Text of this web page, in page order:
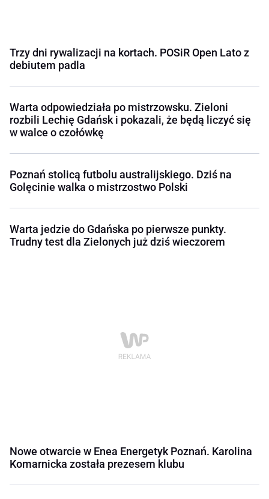
Trzy dni rywalizacji na kortach. POSiR Open Lato z
debiutem padla
Warta odpowiedziała po mistrzowsku. Zieloni
rozbili Lechię Gdańsk i pokazali, że będą liczyć się
w walce o czołówkę
Poznań stolicą futbolu australijskiego. Dziś na
Golęcinie walka o mistrzostwo Polski
Warta jedzie do Gdańska po pierwsze punkty.
Trudny test dla Zielonych już dziś wieczorem
Nowe otwarcie w Enea Energetyk Poznań. Karolina
Komarnicka została prezesem klubu